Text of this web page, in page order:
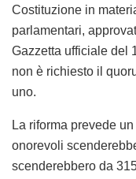
Costituzione in
parlamentari,
Gazzetta ufficiale del
non è richiesto il
uno.
La riforma prevede
onorevoli
scenderebbero da